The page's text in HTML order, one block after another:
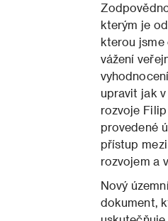
kterým je
kterou jsme
vážení
upravit jak
rozvoje
provedené
přístup
rozvojem a
Nový
dokument,